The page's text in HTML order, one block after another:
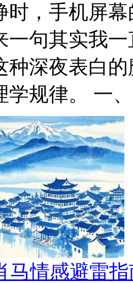
时，手机屏
一句其实我
种深夜表白
学规律。 一
马情感避雷